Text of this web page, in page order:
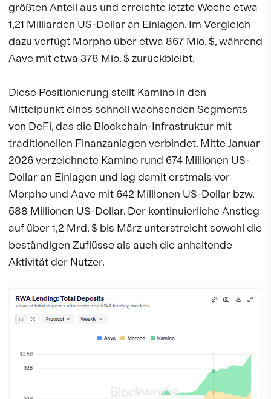
größten Anteil aus und erreichte letzte Woche etwa
1,21 Milliarden US-Dollar an Einlagen. Im Vergleich
dazu verfügt Morpho über etwa 867 Mio. $, während
Aave mit etwa 378 Mio. $ zurückbleibt.
Diese Positionierung stellt Kamino in den
Mittelpunkt eines schnell wachsenden Segments
von DeFi, das die Blockchain-Infrastruktur mit
traditionellen Finanzanlagen verbindet. Mitte Januar
2026 verzeichnete Kamino rund 674 Millionen US-
Dollar an Einlagen und lag damit erstmals vor
Morpho und Aave mit 642 Millionen US-Dollar bzw.
588 Millionen US-Dollar. Der kontinuierliche Anstieg
auf über 1,2 Mrd. $ bis März unterstreicht sowohl die
beständigen Zuflüsse als auch die anhaltende
Aktivität der Nutzer.